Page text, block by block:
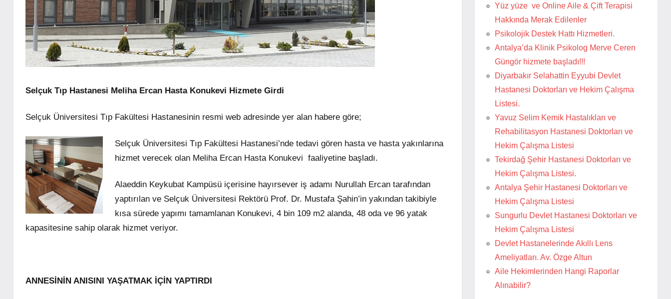
Selçuk Tıp Hastanesi Meliha Ercan Hasta Konukevi Hizmete Girdi
Selçuk Üniversitesi Tıp Fakültesi Hastanesinin resmi web adresinde yer alan habere göre;
Selçuk Üniversitesi Tıp Fakültesi Hastanesi’nde tedavi gören hasta ve hasta yakınlarına
hizmet verecek olan Meliha Ercan Hasta Konukevi faaliyetine başladı.
Alaeddin Keykubat Kampüsü içerisine hayırsever iş adamı Nurullah Ercan tarafından
yaptırılan ve Selçuk Üniversitesi Rektörü Prof. Dr. Mustafa Şahin’in yakından takibiyle
kısa sürede yapımı tamamlanan Konukevi, 4 bin 109 m2 alanda, 48 oda ve 96 yatak
kapasitesine sahip olarak hizmet veriyor.
ANNESİNİN ANISINI YAŞATMAK İÇİN YAPTIRDI
Yüz yüze ve Online Aile & Çift Terapisi
Hakkında Merak Edilenler
Psikolojik Destek Hattı Hizmetleri.
Antalya’da Klinik Psikolog Merve Ceren
Güngör hizmete başladı!!!
Diyarbakır Selahattin Eyyubi Devlet
Hastanesi Doktorları ve Hekim Çalışma
Listesi.
Yavuz Selim Kemik Hastalıkları ve
Rehabilitasyon Hastanesi Doktorları ve
Hekim Çalışma Listesi
Tekirdağ Şehir Hastanesi Doktorları ve
Hekim Çalışma Listesi.
Antalya Şehir Hastanesi Doktorları ve
Hekim Çalışma Listesi
Sungurlu Devlet Hastanesi Doktorları ve
Hekim Çalışma Listesi
Devlet Hastanelerinde Akıllı Lens
Ameliyatları. Av. Özge Altun
Aile Hekimlerinden Hangi Raporlar
Alınabilir?